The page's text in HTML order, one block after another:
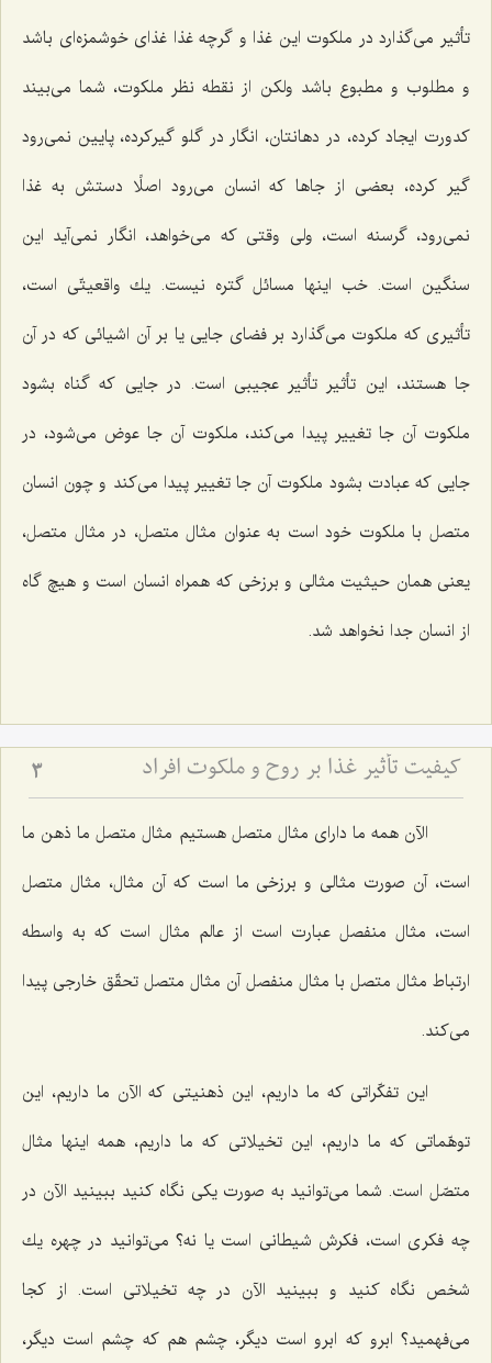
تأثیر می‌گذارد در ملكوت این غذا و گرچه غذا غذای خوشمزه‌ای باشد
و مطلوب و مطبوع باشد ولكن از نقطه نظر ملكوت، شما می‌بیند
كدورت ایجاد كرده، در دهانتان، انگار در گلو گیركرده، پایین نمی‌رود
گیر كرده، بعضی از جاها كه انسان می‌رود اصلًا دستش به غذا
نمی‌رود، گرسنه است، ولی وقتی كه می‌خواهد، انگار نمی‌آید این
سنگین است. خب اینها مسائل گتره نیست. یك واقعیتّی است،
تأثیری كه ملكوت می‌گذارد بر فضای جایی یا بر آن اشیائی كه در آن
جا هستند، این تأثیر تأثیر عجیبی است. در جایی كه گناه بشود
ملكوت آن جا تغییر پیدا می‌كند، ملكوت آن جا عوض می‌شود، در
جایی كه عبادت بشود ملكوت آن جا تغییر پیدا می‌كند و چون انسان
متصل با ملكوت خود است به عنوان مثال متصل، در مثال متصل،
یعنی همان حیثیت مثالی و برزخی كه همراه انسان است و هیچ گاه
از انسان جدا نخواهد شد.
کیفیت تأثیر غذا بر روح و ملکوت افراد 3
الآن همه ما دارای مثال متصل هستیم مثال متصل ما ذهن ما
است، آن صورت مثالی و برزخی ما است كه آن مثال، مثال متصل
است، مثال منفصل عبارت است از عالم مثال است كه به واسطه
ارتباط مثال متصل با مثال منفصل آن مثال متصل تحقّق خارجی پیدا
می‌كند.
این تفكّراتی كه ما داریم، این ذهنیتی كه الآن ما داریم، این
توهّماتی كه ما داریم، این تخیلاتی كه ما داریم، همه اینها مثال
متصّل است. شما می‌توانید به صورت یكی نگاه كنید ببینید الآن در
چه فكری است، فكرش شیطانی است یا نه؟ می‌توانید در چهره یك
شخص نگاه كنید و ببینید الآن در چه تخیلاتی است. از كجا
می‌فهمید؟ ابرو كه ابرو است دیگر، چشم هم كه چشم است دیگر،